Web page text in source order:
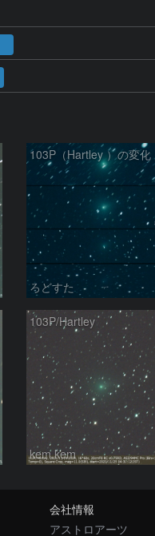
103P（Hartley ）の変化
ろどすた
103P/Hartley
kem.kem
会社情報
アストロアーツ